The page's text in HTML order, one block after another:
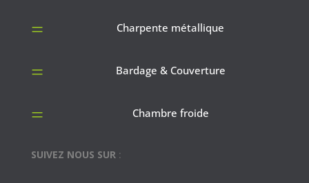
= Charpente métallique
= Bardage & Couverture
= Chambre froide
SUIVEZ NOUS SUR :